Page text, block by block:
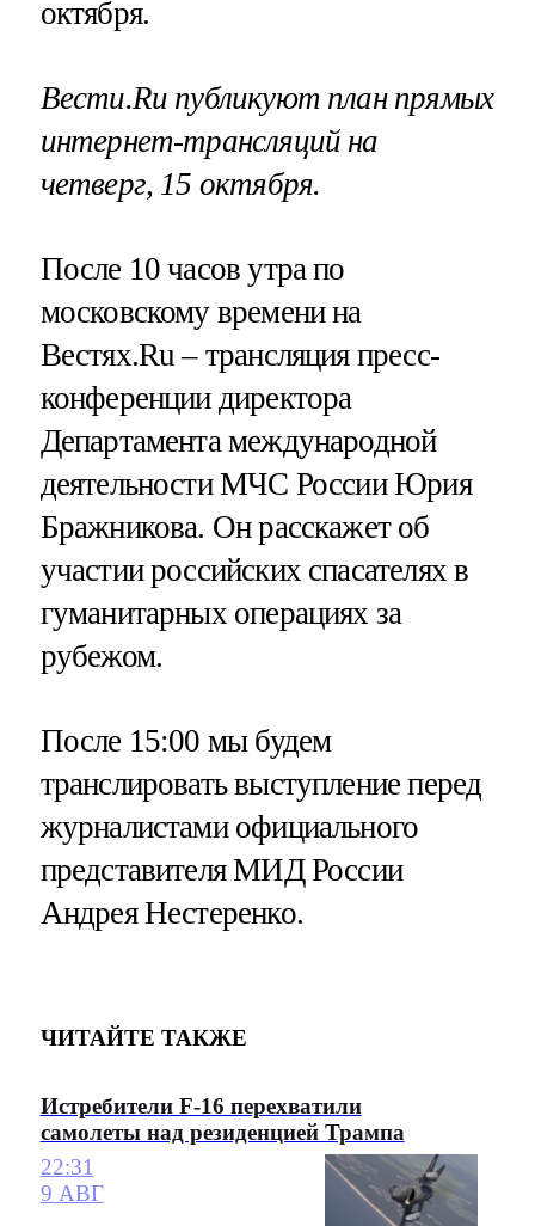
октября.
Вести.Ru публикуют план прямых
интернет-трансляций на
четверг, 15 октября.
После 10 часов утра по
московскому времени на
Вестях.Ru – трансляция пресс-
конференции директора
Департамента международной
деятельности МЧС России Юрия
Бражникова. Он расскажет об
участии российских спасателях в
гуманитарных операциях за
рубежом.
После 15:00 мы будем
транслировать выступление перед
журналистами официального
представителя МИД России
Андрея Нестеренко.
ЧИТАЙТЕ ТАКЖЕ
Истребители F-16 перехватили
самолеты над резиденцией Трампа
22:31
9 АВГ